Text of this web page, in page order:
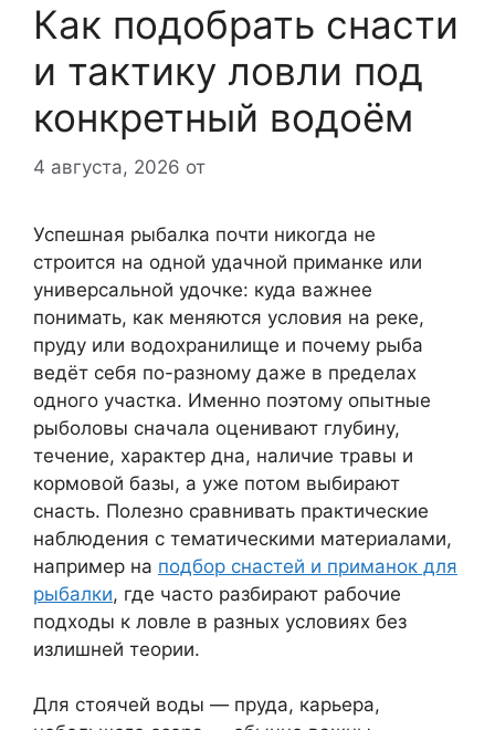
Как подобрать снасти
и тактику ловли под
конкретный водоём
4 августа, 2026 от
Успешная рыбалка почти никогда не
строится на одной удачной приманке или
универсальной удочке: куда важнее
понимать, как меняются условия на реке,
пруду или водохранилище и почему рыба
ведёт себя по-разному даже в пределах
одного участка. Именно поэтому опытные
рыболовы сначала оценивают глубину,
течение, характер дна, наличие травы и
кормовой базы, а уже потом выбирают
снасть. Полезно сравнивать практические
наблюдения с тематическими материалами,
например на подбор снастей и приманок для
рыбалки, где часто разбирают рабочие
подходы к ловле в разных условиях без
излишней теории.
Для стоячей воды — пруда, карьера,